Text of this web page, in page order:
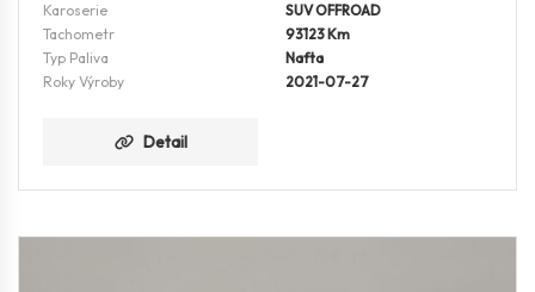
Karoserie
SUV OFFROAD
Tachometr
93123 Km
Typ Paliva
Nafta
Roky Výroby
2021-07-27
Detail